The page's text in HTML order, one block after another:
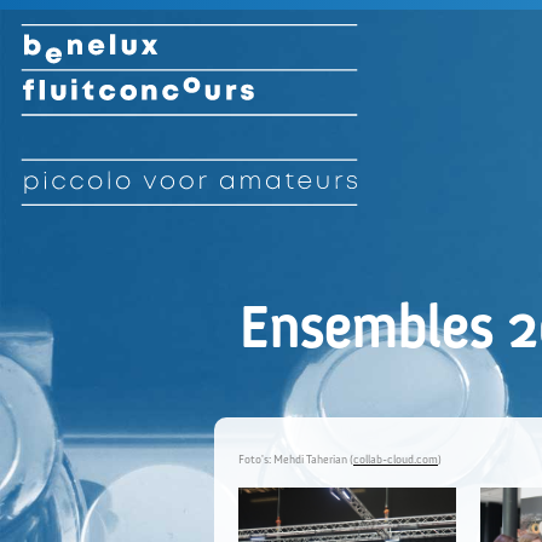
Ensembles
Foto's: Mehdi Taherian (collab-cloud.com)